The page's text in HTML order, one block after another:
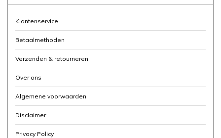
Klantenservice
Betaalmethoden
Verzenden & retourneren
Over ons
Algemene voorwaarden
Disclaimer
Privacy Policy